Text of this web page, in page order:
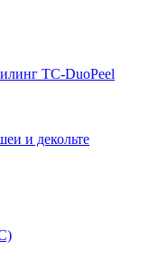
TC-DuoPeel
и декольте